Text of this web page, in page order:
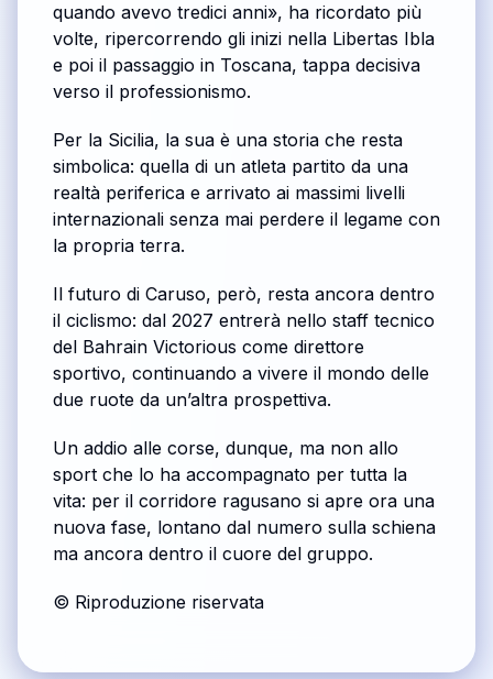
quando avevo tredici anni», ha ricordato più
volte, ripercorrendo gli inizi nella Libertas Ibla
e poi il passaggio in Toscana, tappa decisiva
verso il professionismo.
Per la Sicilia, la sua è una storia che resta
simbolica: quella di un atleta partito da una
realtà periferica e arrivato ai massimi livelli
internazionali senza mai perdere il legame con
la propria terra.
Il futuro di Caruso, però, resta ancora dentro
il ciclismo: dal 2027 entrerà nello staff tecnico
del Bahrain Victorious come direttore
sportivo, continuando a vivere il mondo delle
due ruote da un’altra prospettiva.
Un addio alle corse, dunque, ma non allo
sport che lo ha accompagnato per tutta la
vita: per il corridore ragusano si apre ora una
nuova fase, lontano dal numero sulla schiena
ma ancora dentro il cuore del gruppo.
© Riproduzione riservata